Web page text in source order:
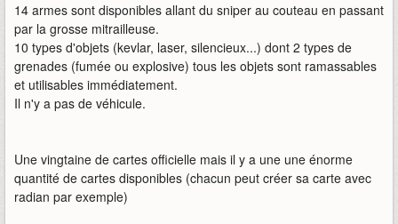
14 armes sont disponibles allant du sniper au couteau en passant
par la grosse mitrailleuse.
10 types d'objets (kevlar, laser, silencieux...) dont 2 types de
grenades (fumée ou explosive) tous les objets sont ramassables
et utilisables immédiatement.
Il n'y a pas de véhicule.
Une vingtaine de cartes officielle mais il y a une une énorme
quantité de cartes disponibles (chacun peut créer sa carte avec
radian par exemple)